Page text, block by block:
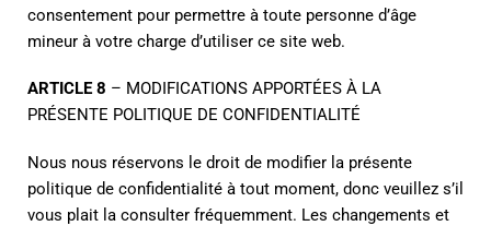
consentement pour permettre à toute personne d’âge
mineur à votre charge d’utiliser ce site web.
ARTICLE 8 – MODIFICATIONS APPORTÉES À LA
PRÉSENTE POLITIQUE DE CONFIDENTIALITÉ
Nous nous réservons le droit de modifier la présente
politique de confidentialité à tout moment, donc veuillez s’il
vous plait la consulter fréquemment. Les changements et